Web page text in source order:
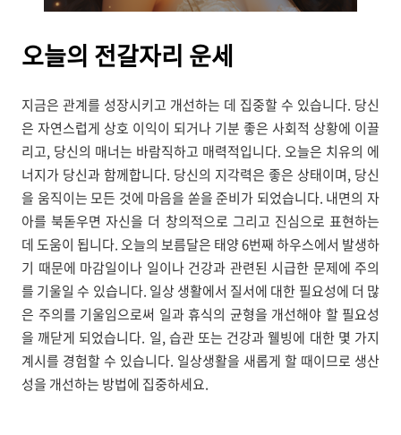
오늘의 전갈자리 운세
지금은 관계를 성장시키고 개선하는 데 집중할 수 있습니다. 당신
은 자연스럽게 상호 이익이 되거나 기분 좋은 사회적 상황에 이끌
리고, 당신의 매너는 바람직하고 매력적입니다. 오늘은 치유의 에
너지가 당신과 함께합니다. 당신의 지각력은 좋은 상태이며, 당신
을 움직이는 모든 것에 마음을 쏟을 준비가 되었습니다. 내면의 자
아를 북돋우면 자신을 더 창의적으로 그리고 진심으로 표현하는
데 도움이 됩니다. 오늘의 보름달은 태양 6번째 하우스에서 발생하
기 때문에 마감일이나 일이나 건강과 관련된 시급한 문제에 주의
를 기울일 수 있습니다. 일상 생활에서 질서에 대한 필요성에 더 많
은 주의를 기울임으로써 일과 휴식의 균형을 개선해야 할 필요성
을 깨닫게 되었습니다. 일, 습관 또는 건강과 웰빙에 대한 몇 가지
계시를 경험할 수 있습니다. 일상생활을 새롭게 할 때이므로 생산
성을 개선하는 방법에 집중하세요.